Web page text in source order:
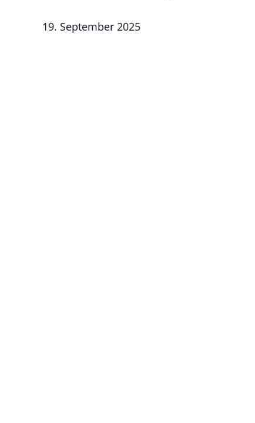
19. September 2025